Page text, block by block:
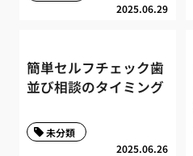
2025.06.29
簡単セルフチェック歯
並び相談のタイミング
2025.06.26
未分類